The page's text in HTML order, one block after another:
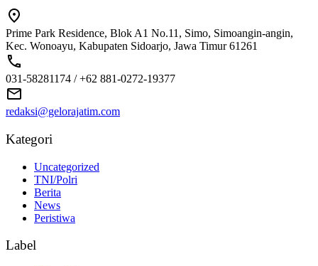
Prime Park Residence, Blok A1 No.11, Simo, Simoangin-angin,
Kec. Wonoayu, Kabupaten Sidoarjo, Jawa Timur 61261
031-58281174 / +62 881-0272-19377
redaksi@gelorajatim.com
Kategori
Uncategorized
TNI/Polri
Berita
News
Peristiwa
Label